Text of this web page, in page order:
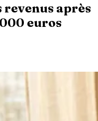
revenus après
euros